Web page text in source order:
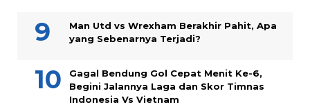
Man Utd vs Wrexham Berakhir Pahit, Apa
yang Sebenarnya Terjadi?
Gagal Bendung Gol Cepat Menit Ke-6,
Begini Jalannya Laga dan Skor Timnas
Indonesia Vs Vietnam